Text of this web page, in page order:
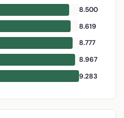
8.500
8.619
8.777
8.967
9.283